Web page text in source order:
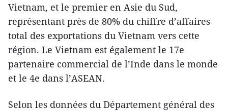
Vietnam, et le premier en Asie du Sud,
représentant près de 80% du chiffre d’affaires
total des exportations du Vietnam vers cette
région. Le Vietnam est également le 17e
partenaire commercial de l’Inde dans le monde
et le 4e dans l’ASEAN.
Selon les données du Département général des